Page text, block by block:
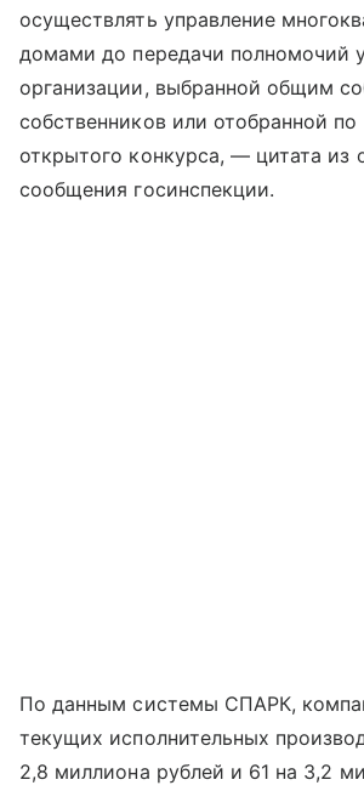
осуществлять управление
домами до передачи полномочий
организации, выбранной общим
собственников или отобранной по
открытого конкурса, — цитата из
сообщения госинспекции.
По данным системы СПАРК,
текущих исполнительных
2,8 миллиона рублей и 61 на 3,2